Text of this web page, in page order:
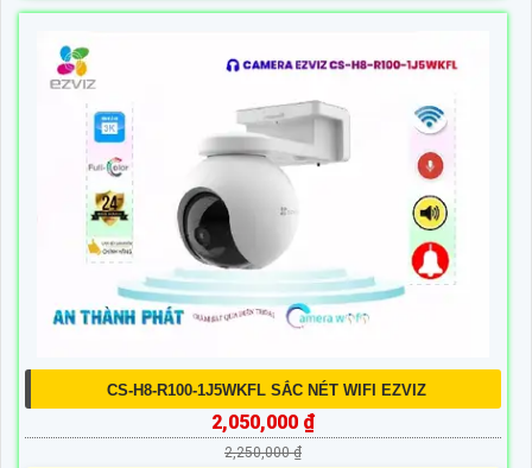
CS-H8-R100-1J5WKFL SẮC NÉT WIFI EZVIZ
2,050,000 ₫
2,250,000 ₫